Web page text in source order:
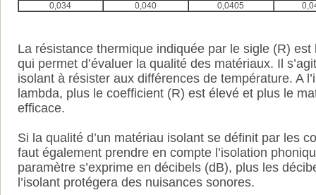
0,034 0,040 0,0405
La résistance thermique indiquée par le sigle (R) est
qui permet d’évaluer la qualité des matériaux. Il
isolant à résister aux différences de température. A
lambda, plus le coefficient (R) est élevé et plus le
efficace.
Si la qualité d’un matériau isolant se définit par les
faut également prendre en compte l’isolation
paramètre s’exprime en décibels (dB), plus les
l’isolant protégera des nuisances sonores.